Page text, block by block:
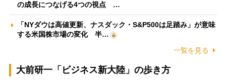
の成長につなげる4つの視点 …
「NYダウは高値更新、ナスダック・S&P500は足踏み」が意味
する米国株市場の変化 半…
一覧を見る
大前研一「ビジネス新大陸」の歩き方